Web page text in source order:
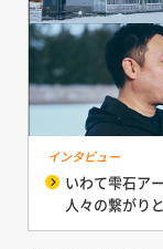
インタビュー
いわて雫石ア
人々の繋がり